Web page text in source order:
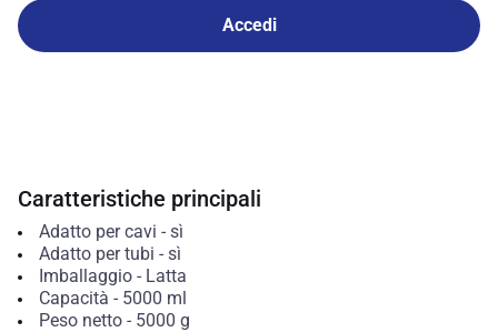
Accedi
Caratteristiche principali
Adatto per cavi - sì
Adatto per tubi - sì
Imballaggio- Latta
Capacità - 5000 ml
Peso netto- 5000 g